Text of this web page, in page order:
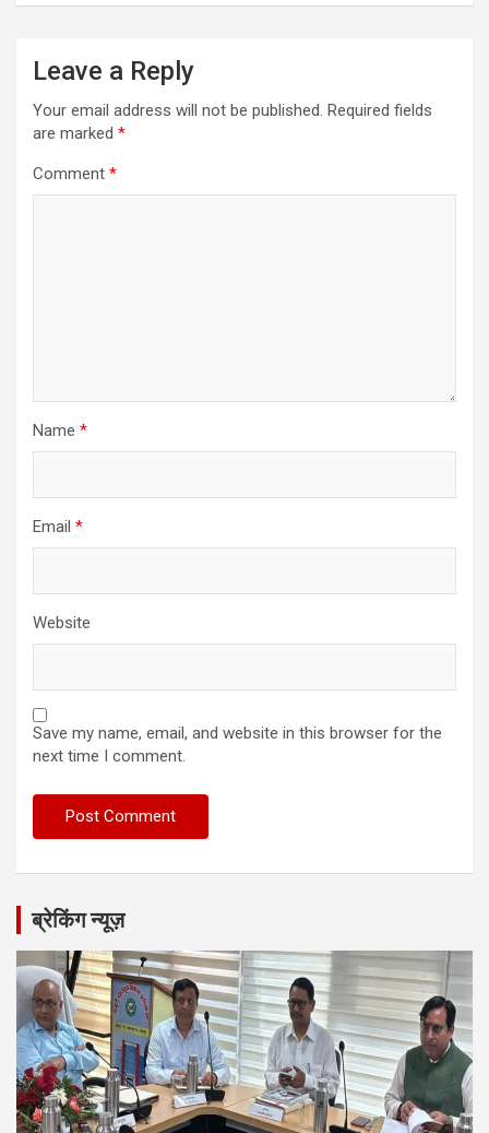
Leave a Reply
Your email address will not be published. Required fields
are marked *
Comment *
Name *
Email *
Website
Save my name, email, and website in this browser for the
next time I comment.
ब्रेकिंग न्यूज़